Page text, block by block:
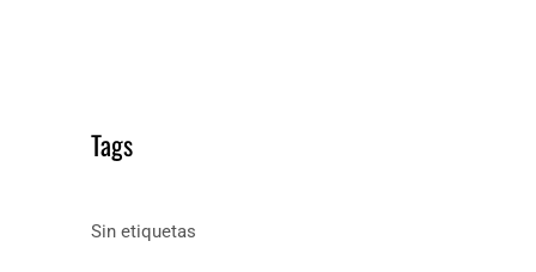
Tags
Sin etiquetas